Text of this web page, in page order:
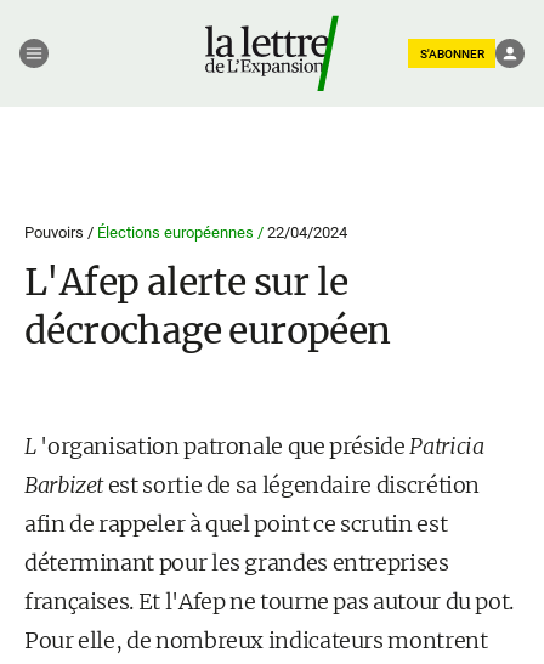
S'ABONNER
Pouvoirs / Élections européennes / 22/04/2024
L'Afep alerte sur le
décrochage européen
L'organisation patronale que présidePatricia
Barbizetest sortie de sa légendaire discrétion
afin de rappeler à quel point ce scrutin est
déterminant pour les grandes entreprises
françaises. Et l'Afep ne tourne pas autour du pot.
Pour elle, de nombreux indicateurs montrent